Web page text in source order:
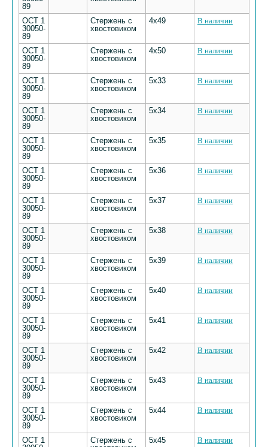
89
ОСТ 1
30050-
89
Стержень с
хвостовиком
4х49 В наличии
ОСТ 1
30050-
89
Стержень с
хвостовиком
4х50 В наличии
ОСТ 1
30050-
89
Стержень с
хвостовиком
5х33 В наличии
ОСТ 1
30050-
89
Стержень с
хвостовиком
5х34 В наличии
ОСТ 1
30050-
89
Стержень с
хвостовиком
5х35 В наличии
ОСТ 1
30050-
89
Стержень с
хвостовиком
5х36 В наличии
ОСТ 1
30050-
89
Стержень с
хвостовиком
5х37 В наличии
ОСТ 1
30050-
89
Стержень с
хвостовиком
5х38 В наличии
ОСТ 1
30050-
89
Стержень с
хвостовиком
5х39 В наличии
ОСТ 1
30050-
89
Стержень с
хвостовиком
5х40 В наличии
ОСТ 1
30050-
89
Стержень с
хвостовиком
5х41 В наличии
ОСТ 1
30050-
89
Стержень с
хвостовиком
5х42 В наличии
ОСТ 1
30050-
89
Стержень с
хвостовиком
5х43 В наличии
ОСТ 1
30050-
89
Стержень с
хвостовиком
5х44 В наличии
ОСТ 1
Стержень с
5х45 В наличии